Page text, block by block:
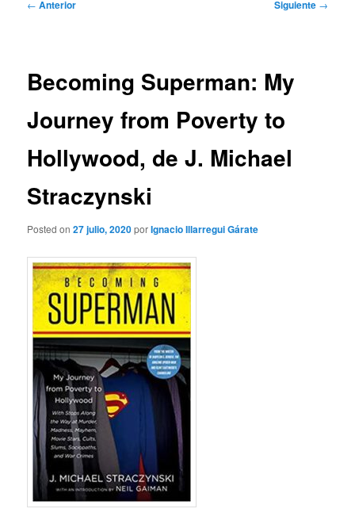
← Anterior Siguiente →
Becoming Superman: My
Journey from Poverty to
Hollywood, de J. Michael
Straczynski
Posted on27 julio, 2020porIgnacio Illarregui Gárate